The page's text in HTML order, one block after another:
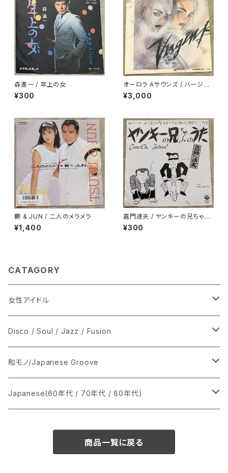
森進一 / 年上の女
¥300
オーロラ Aサウンズ / バージン
ロード
¥3,000
鶴 & JUN / 二人のメラメラ
¥1,400
嘉門達夫 / ヤンキーの兄ちゃん
のうた
¥300
CATAGORY
女性アイドル
シングル盤
あ行
か行
LP
CD
Disco / Soul / Jazz / Fusion
シングル盤
A
12インチ・シングル
和モノ/Japanese Groove
シングル盤
Japanese(60年代 / 70年代 / 80年代)
商品一覧に戻る